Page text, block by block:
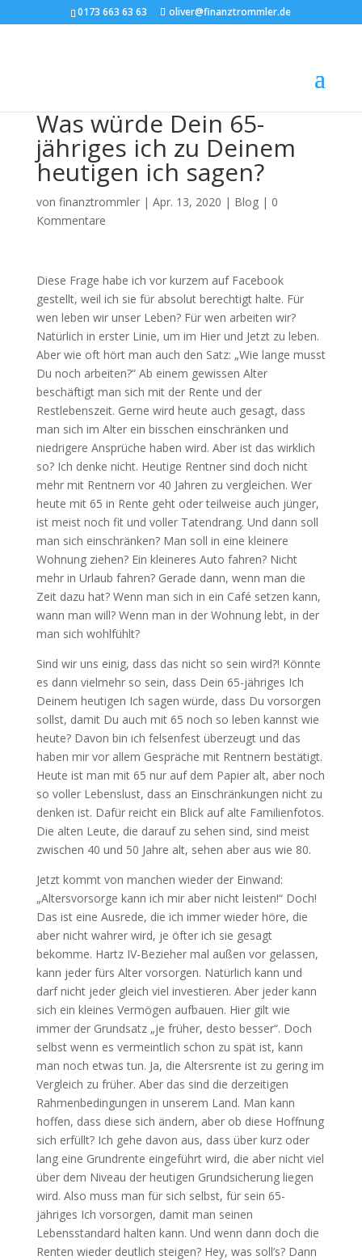
0173 663 63 63 oliver@finanztrommler.de
Was würde Dein 65-
jähriges ich zu Deinem
heutigen ich sagen?
von finanztrommler| Apr. 13, 2020 | Blog| 0
Kommentare
Diese Frage habe ich vor kurzem auf Facebook
gestellt, weil ich sie für absolut berechtigt halte. Für
wen leben wir unser Leben? Für wen arbeiten wir?
Natürlich in erster Linie, um im Hier und Jetzt zu leben.
Aber wie oft hört man auch den Satz: „Wie lange musst
Du noch arbeiten?“ Ab einem gewissen Alter
beschäftigt man sich mit der Rente und der
Restlebenszeit. Gerne wird heute auch gesagt, dass
man sich im Alter ein bisschen einschränken und
niedrigere Ansprüche haben wird. Aber ist das wirklich
so? Ich denke nicht. Heutige Rentner sind doch nicht
mehr mit Rentnern vor 40 Jahren zu vergleichen. Wer
heute mit 65 in Rente geht oder teilweise auch jünger,
ist meist noch fit und voller Tatendrang. Und dann soll
man sich einschränken? Man soll in eine kleinere
Wohnung ziehen? Ein kleineres Auto fahren? Nicht
mehr in Urlaub fahren? Gerade dann, wenn man die
Zeit dazu hat? Wenn man sich in ein Café setzen kann,
wann man will? Wenn man in der Wohnung lebt, in der
man sich wohlfühlt?
Sind wir uns einig, dass das nicht so sein wird?! Könnte
es dann vielmehr so sein, dass Dein 65-jähriges Ich
Deinem heutigen Ich sagen würde, dass Du vorsorgen
sollst, damit Du auch mit 65 noch so leben kannst wie
heute? Davon bin ich felsenfest überzeugt und das
haben mir vor allem Gespräche mit Rentnern bestätigt.
Heute ist man mit 65 nur auf dem Papier alt, aber noch
so voller Lebenslust, dass an Einschränkungen nicht zu
denken ist. Dafür reicht ein Blick auf alte Familienfotos.
Die alten Leute, die darauf zu sehen sind, sind meist
zwischen 40 und 50 Jahre alt, sehen aber aus wie 80.
Jetzt kommt von manchen wieder der Einwand:
„Altersvorsorge kann ich mir aber nicht leisten!“ Doch!
Das ist eine Ausrede, die ich immer wieder höre, die
aber nicht wahrer wird, je öfter ich sie gesagt
bekomme. Hartz IV-Bezieher mal außen vor gelassen,
kann jeder fürs Alter vorsorgen. Natürlich kann und
darf nicht jeder gleich viel investieren. Aber jeder kann
sich ein kleines Vermögen aufbauen. Hier gilt wie
immer der Grundsatz „je früher, desto besser“. Doch
selbst wenn es vermeintlich schon zu spät ist, kann
man noch etwas tun. Ja, die Altersrente ist zu gering im
Vergleich zu früher. Aber das sind die derzeitigen
Rahmenbedingungen in unserem Land. Man kann
hoffen, dass diese sich ändern, aber ob diese Hoffnung
sich erfüllt? Ich gehe davon aus, dass über kurz oder
lang eine Grundrente eingeführt wird, die aber nicht viel
über dem Niveau der heutigen Grundsicherung liegen
wird. Also muss man für sich selbst, für sein 65-
jähriges Ich vorsorgen, damit man seinen
Lebensstandard halten kann. Und wenn dann doch die
Renten wieder deutlich steigen? Hey, was soll’s? Dann